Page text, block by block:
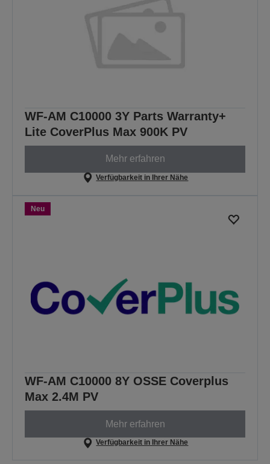
WF-AM C10000 3Y Parts Warranty+
Lite CoverPlus Max 900K PV
Mehr erfahren
Verfügbarkeit in Ihrer Nähe
Neu
WF-AM C10000 8Y OSSE Coverplus
Max 2.4M PV
Mehr erfahren
Verfügbarkeit in Ihrer Nähe